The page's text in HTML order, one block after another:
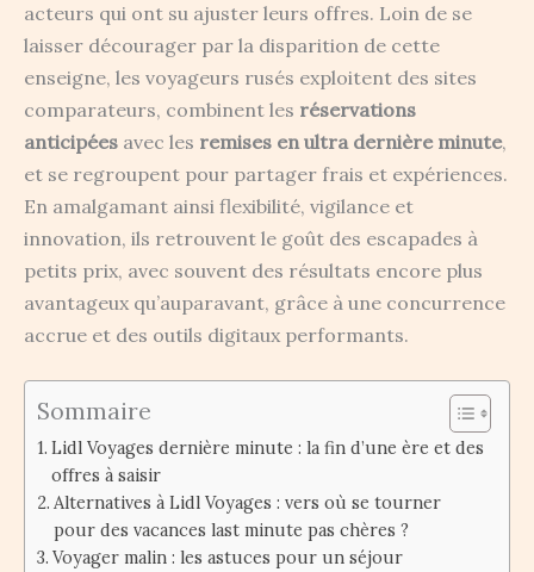
acteurs qui ont su ajuster leurs offres. Loin de se
laisser décourager par la disparition de cette
enseigne, les voyageurs rusés exploitent des sites
comparateurs, combinent les réservations
anticipées avec les remises en ultra dernière minute,
et se regroupent pour partager frais et expériences.
En amalgamant ainsi flexibilité, vigilance et
innovation, ils retrouvent le goût des escapades à
petits prix, avec souvent des résultats encore plus
avantageux qu’auparavant, grâce à une concurrence
accrue et des outils digitaux performants.
Sommaire
Lidl Voyages dernière minute : la fin d’une ère et des
offres à saisir
Alternatives à Lidl Voyages : vers où se tourner
pour des vacances last minute pas chères ?
Voyager malin : les astuces pour un séjour